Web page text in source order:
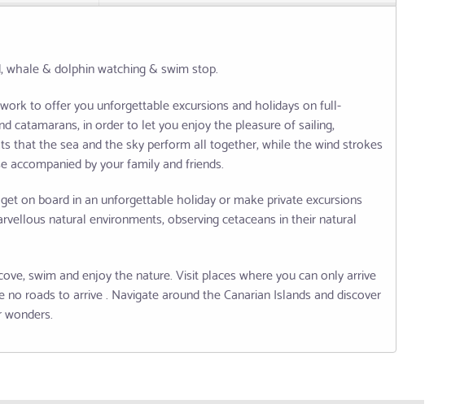
whale & dolphin watching & swim stop.
to offer you unforgettable excursions and holidays on full-
catamarans, in order to let you enjoy the pleasure of sailing,
that the sea and the sky perform all together, while the wind strokes
accompanied by your family and friends.
on board in an unforgettable holiday or make private excursions
natural environments, observing cetaceans in their natural
swim and enjoy the nature. Visit places where you can only arrive
no roads to arrive . Navigate around the Canarian Islands and discover